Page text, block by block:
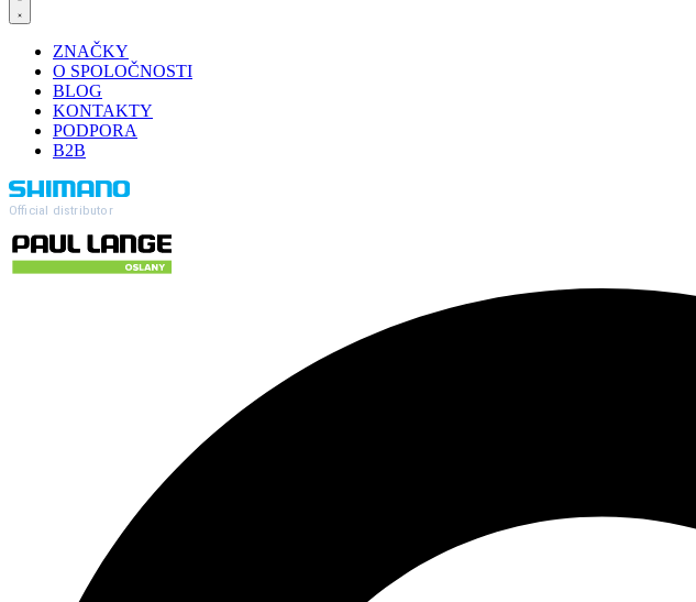
ZNAČKY
O SPOLOČNOSTI
BLOG
KONTAKTY
PODPORA
B2B
Official distributor